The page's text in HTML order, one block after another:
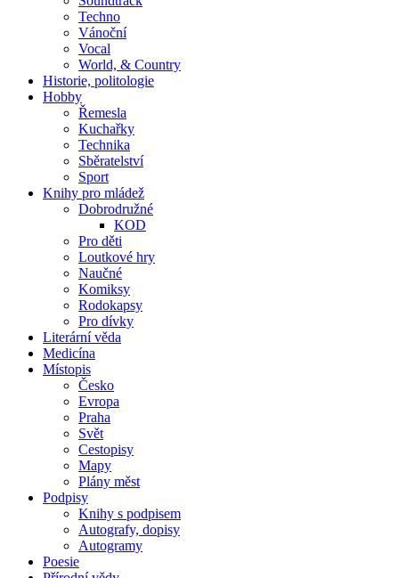
Techno
Vánoční
Vocal
World, & Country
Historie, politologie
Hobby
Řemesla
Kuchařky
Technika
Sběratelství
Sport
Knihy pro mládež
Dobrodružné
KOD
Pro děti
Loutkové hry
Naučné
Komiksy
Rodokapsy
Pro dívky
Literární věda
Medicína
Místopis
Česko
Evropa
Praha
Svět
Cestopisy
Mapy
Plány měst
Podpisy
Knihy s podpisem
Autografy, dopisy
Autogramy
Poesie